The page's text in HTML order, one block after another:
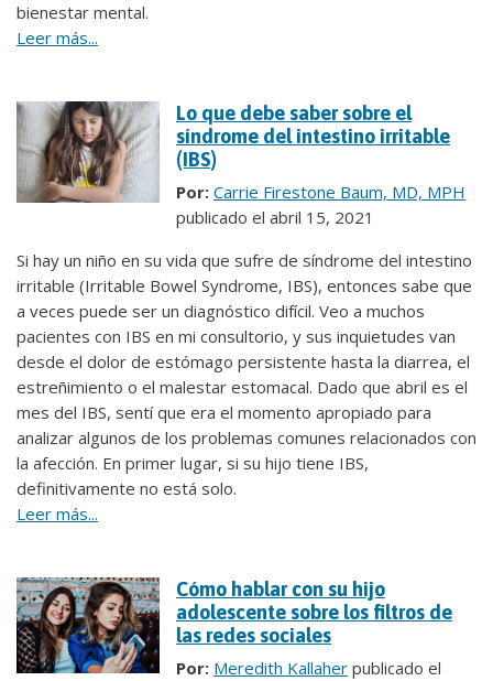
bienestar mental.
Leer más...
Lo que debe saber sobre el
síndrome del intestino irritable
(IBS)
Por: Carrie Firestone Baum, MD, MPH
publicado el abril 15, 2021
Si hay un niño en su vida que sufre de síndrome del intestino
irritable (Irritable Bowel Syndrome, IBS), entonces sabe que
a veces puede ser un diagnóstico difícil. Veo a muchos
pacientes con IBS en mi consultorio, y sus inquietudes van
desde el dolor de estómago persistente hasta la diarrea, el
estreñimiento o el malestar estomacal. Dado que abril es el
mes del IBS, sentí que era el momento apropiado para
analizar algunos de los problemas comunes relacionados con
la afección. En primer lugar, si su hijo tiene IBS,
definitivamente no está solo.
Leer más...
Cómo hablar con su hijo
adolescente sobre los filtros de
las redes sociales
Por: Meredith Kallaher publicado el